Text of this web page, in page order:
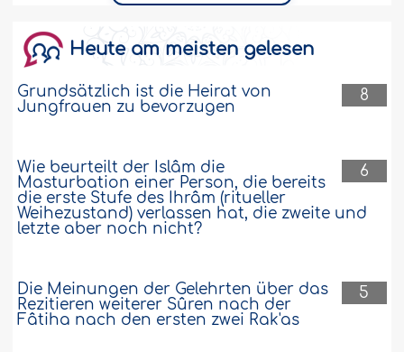
Heute am meisten gelesen
8
Grundsätzlich ist die Heirat von
Jungfrauen zu bevorzugen
6
Wie beurteilt der Islâm die
Masturbation einer Person, die bereits
die erste Stufe des Ihrâm (ritueller
Weihezustand) verlassen hat, die zweite und
letzte aber noch nicht?
5
Die Meinungen der Gelehrten über das
Rezitieren weiterer Sûren nach der
Fâtiha nach den ersten zwei Rak'as